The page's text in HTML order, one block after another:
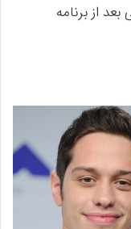
از برنامه